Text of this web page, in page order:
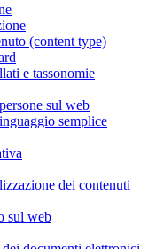
(content type)
e tassonomie
sul web
semplice
dei contenuti
sul web